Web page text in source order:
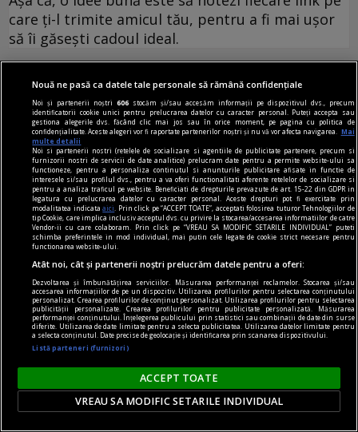
care ți-l trimite amicul tău, pentru a fi mai ușor
să îi găsești cadoul ideal.
publicitate
Aproximativ 33% dintre parfumurile masculine
sînt folosite de femei! Ce ingrediente au astfel de
parfumuri?
pentru bărbați, care au note unice, catifelate,
arome de vanilie și alte condimente minunate.
Nouă ne pasă ca datele tale personale să rămână confidențiale
Noi și partenerii noștri606 stocăm și/sau accesăm informații pe dispozitivul dvs., precum
identificatorii cookie unici pentru prelucrarea datelor cu caracter personal. Puteți accepta sau
gestiona alegerile dvs. făcând clic mai jos sau în orice moment, pe pagina cu politica de
confidențialitate. Aceste alegeri vor fi raportate partenerilor noștri și nu vă vor afecta navigarea.
Mai
multe detalii
Noi si partenerii nostri (retelele de socializare si agentiile de publicitate partenere, precum si
furnizorii nostri de servicii de date analitice) prelucram date pentru a permite website-ului sa
functioneze, pentru a personaliza continutul si anunturile publicitare afisate in functie de
interesele si/sau profilul dvs., pentru a va oferi functionalitati aferente retelelor de socializare si
pentru a analiza traficul pe website. Beneficiati de drepturile prevazute de art. 15-22 din GDPR in
legatura cu prelucrarea datelor cu caracter personal. Aceste drepturi pot fi exercitate prin
modalitatea indicataaici
. Prin click pe “ACCEPT TOATE”, acceptati folosirea tuturor Tehnologiilor de
tip Cookie, care implica inclusiv acceptul dvs. cu privire la stocarea/accesarea informatiilor de catre
Vendor-ii cu care colaboram. Prin click pe “VREAU SA MODIFIC SETARILE INDIVIDUAL” puteti
schimba preferintele in mod individual, mai putin cele legate de cookie strict necesare pentru
functionarea website-ului.
Atât noi, cât și partenerii noștri prelucrăm datele pentru a oferi:
Dezvoltarea și îmbunătățirea serviciilor. Măsurarea performanței reclamelor. Stocarea și/sau
accesarea informațiilor de pe un dispozitiv. Utilizarea profilurilor pentru selectarea conținutului
personalizat. Crearea profilurilor de conținut personalizat. Utilizarea profilurilor pentru selectarea
publicității personalizate. Crearea profilurilor pentru publicitate personalizată. Măsurarea
performanței conținutului. Înțelegerea publicului prin statistici sau combinații de date din surse
diferite. Utilizarea de date limitate pentru a selecta publicitatea. Utilizarea datelor limitate pentru
a selecta conținutul. Date precise de geolocație și identificarea prin scanarea dispozitivului.
Listă parteneri (furnizori)
ACCEPT TOATE
VREAU SA MODIFIC SETARILE INDIVIDUAL